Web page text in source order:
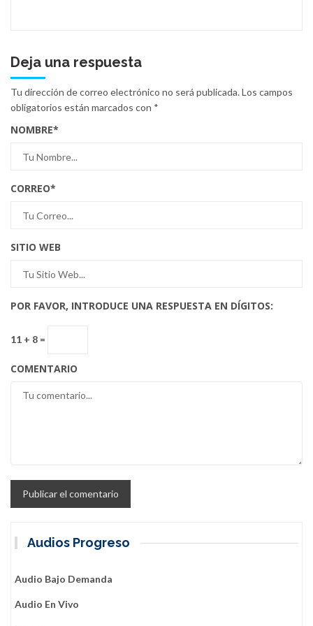
Deja una respuesta
Tu dirección de correo electrónico no será publicada.Los campos
obligatorios están marcados con *
NOMBRE*
CORREO*
SITIO WEB
POR FAVOR, INTRODUCE UNA RESPUESTA EN DÍGITOS:
11 + 8 =
COMENTARIO
Audios Progreso
Audio Bajo Demanda
Audio En Vivo